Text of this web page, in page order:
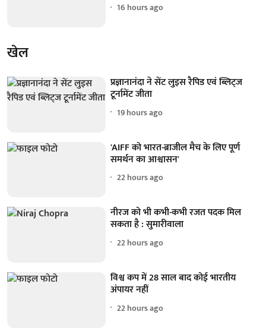
16 hours ago
खेल
प्रज्ञानानंदा ने सेंट लुइस रैपिड एवं ब्लिट्ज
टूर्नामेंट जीता
19 hours ago
'AIFF को भारत-ब्राजील मैच के लिए पूर्ण
समर्थन का आश्वासन'
22 hours ago
नीरज को भी कभी-कभी रजत पदक मिल
सकता है : सुमारीवाला
22 hours ago
विश्व कप में 28 साल बाद कोई भारतीय
अंपायर नहीं
22 hours ago